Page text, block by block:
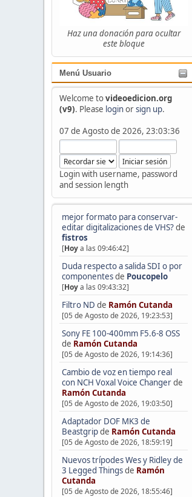
Haz una donación para ocultar
este bloque
Menú Usuario
Welcome tovideoedicion.org
(v9). Please loginorsign up.
07 de Agosto de 2026, 23:03:36
Login with username, password
and session length
mejor formato para conservar-
editar digitalizaciones de VHS?de
fistros
[Hoya las 09:46:42]
Duda respecto a salida SDI o por
componentesde Poucopelo
[Hoya las 09:43:32]
Filtro ND de Ramón Cutanda
[05 de Agosto de 2026, 19:23:53]
Sony FE 100-400mm F5.6-8 OSS
de Ramón Cutanda
[05 de Agosto de 2026, 19:14:36]
Cambio de voz en tiempo real
con NCH Voxal Voice Changerde
Ramón Cutanda
[05 de Agosto de 2026, 19:03:50]
Adaptador DOF MK3 de
Beastgripde Ramón Cutanda
[05 de Agosto de 2026, 18:59:19]
Nuevos trípodes Wes y Ridley de
3 Legged Thingsde Ramón
Cutanda
[05 de Agosto de 2026, 18:55:46]